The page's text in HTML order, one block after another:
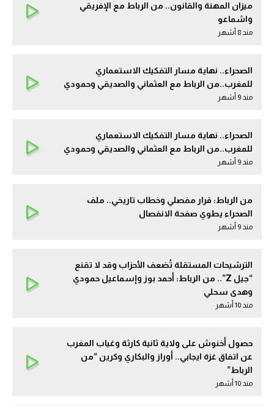
ميزان المهنة والقانون.. من الرباط مع الإفريقي
واشماعو
مند 8 أشهر
الصحراء.. نهاية مسار التفكيك الاستعماري
للمغرب..من الرباط مع العثماني والصديقي وحمودي
مند 9 أشهر
الصحراء.. نهاية مسار التفكيك الاستعماري
للمغرب..من الرباط مع العثماني والصديقي وحمودي
مند 9 أشهر
من الرباط: قرار مفصلي وخطاب تاريخي.. ملف
الصحراء يطوي صفحة الانفصال
مند 9 أشهر
الترشيحات المستقلة تُضعف الأحزاب وقد لا تقنع
“جيل Z”.. من الرباط: أحمد بوز وإسماعيل حمودي
وهدى سحلي
مند 10 أشهر
حصول أخنوش على ولاية ثانية كارثة وغياب المغرب
عن اتفاق غزة ايجابي.. أوراز والبكاري وكرين “من
الرباط”
مند 10 أشهر